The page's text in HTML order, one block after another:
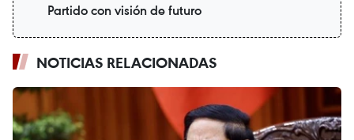
Partido con visión de futuro
NOTICIAS RELACIONADAS